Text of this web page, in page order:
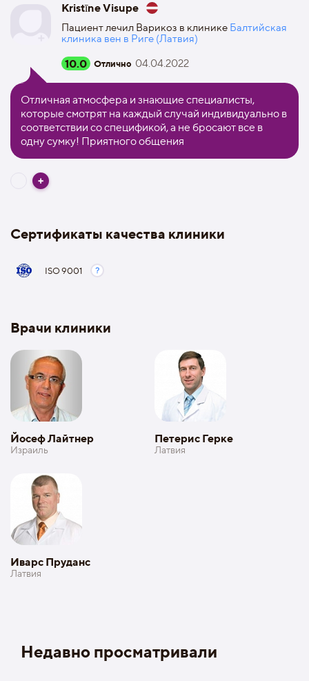
Kristīne Visupe
Пациент лечил Варикоз в клинике Балтийская
клиника вен в Риге (Латвия)
10.0 Отлично 04.04.2022
Отличная атмосфера и знающие специалисты,
которые смотрят на каждый случай индивидуально в
соответствии со спецификой, а не бросают все в
одну сумку! Приятного общения
Сертификаты качества клиники
ISO 9001
Врачи клиники
Йосеф Лайтнер
Израиль
Петерис Герке
Латвия
Иварс Пруданс
Латвия
Недавно просматривали